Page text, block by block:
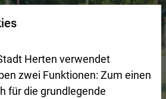
0)
(Schnelltaste A)
(Schnelltaste M)
8)
I)
(Schnelltaste Z)
Suchseite mit Schnellsuche
Herten verwendet
zwei Funktionen: Zum einen
für die grundlegende